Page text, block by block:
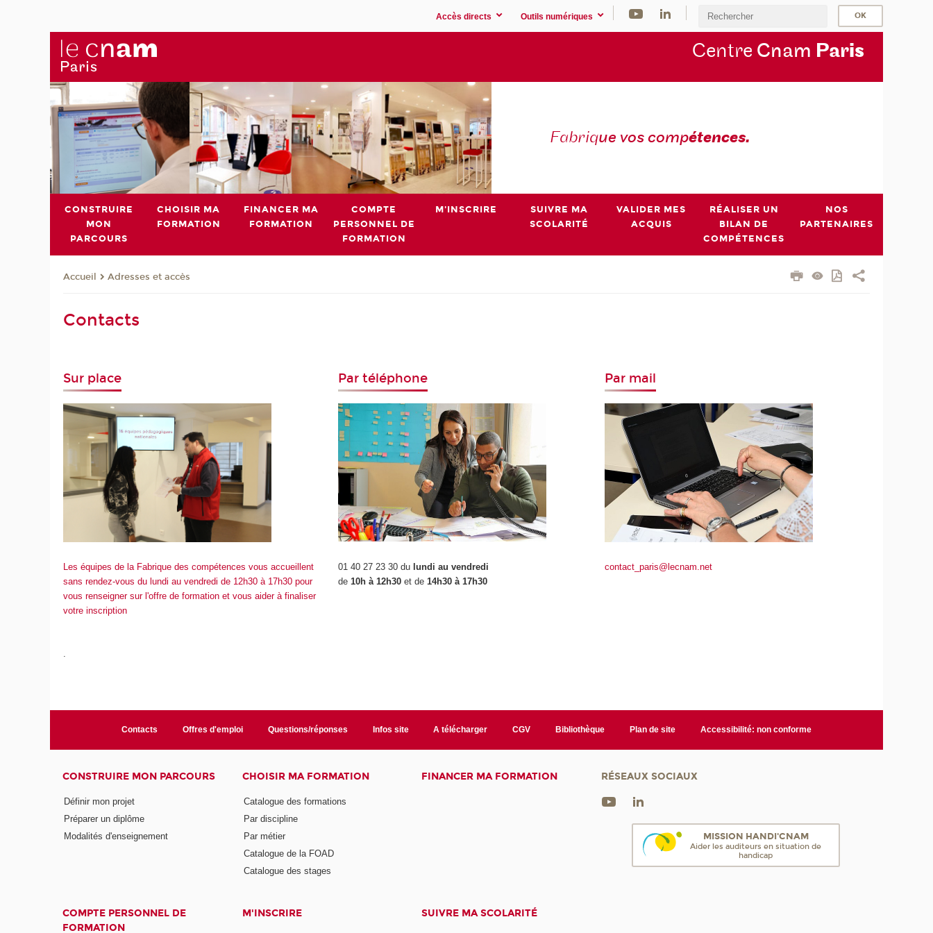
Accès directs Outils numériques
Centre Cnam Paris
Fabrique vos compétences.
CONSTRUIRE
MON
PARCOURS
CHOISIR MA
FORMATION
FINANCER MA
FORMATION
COMPTE
PERSONNEL DE
FORMATION
M'INSCRIRE
SUIVRE MA
SCOLARITÉ
VALIDER MES
ACQUIS
RÉALISER UN
BILAN DE
COMPÉTENCES
NOS
PARTENAIRES
Accueil Adresses et accès
Contacts
Sur place
Les équipes de la Fabrique des compétences vous accueillent
sans rendez-vous du lundi au vendredi de 12h30 à 17h30 pour
vous renseigner sur l'offre de formation et vous aider à finaliser
votre inscription
Par téléphone
01 40 27 23 30 du lundi au vendredi
de 10h à 12h30 et de 14h30 à 17h30
Par mail
contact_paris@lecnam.net
Contacts Offres d'emploi Questions/réponses Infos site A télécharger CGV Bibliothèque Plan de site Accessibilité: non conforme
CONSTRUIRE MON PARCOURS
Définir mon projet
Préparer un diplôme
Modalités d'enseignement
CHOISIR MA FORMATION
Catalogue des formations
Par discipline
Par métier
Catalogue de la FOAD
Catalogue des stages
FINANCER MA FORMATION
COMPTE PERSONNEL DE
FORMATION
M'INSCRIRE SUIVRE MA SCOLARITÉ
RÉSEAUX SOCIAUX
MISSION HANDI'CNAM
Aider les auditeurs en situation de
handicap